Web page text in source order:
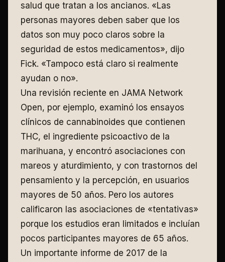
salud que tratan a los ancianos. «Las
personas mayores deben saber que los
datos son muy poco claros sobre la
seguridad de estos medicamentos», dijo
Fick. «Tampoco está claro si realmente
ayudan o no».
Una revisión reciente en JAMA Network
Open, por ejemplo, examinó los ensayos
clínicos de cannabinoides que contienen
THC, el ingrediente psicoactivo de la
marihuana, y encontró asociaciones con
mareos y aturdimiento, y con trastornos del
pensamiento y la percepción, en usuarios
mayores de 50 años. Pero los autores
calificaron las asociaciones de «tentativas»
porque los estudios eran limitados e incluían
pocos participantes mayores de 65 años.
Un importante informe de 2017 de la